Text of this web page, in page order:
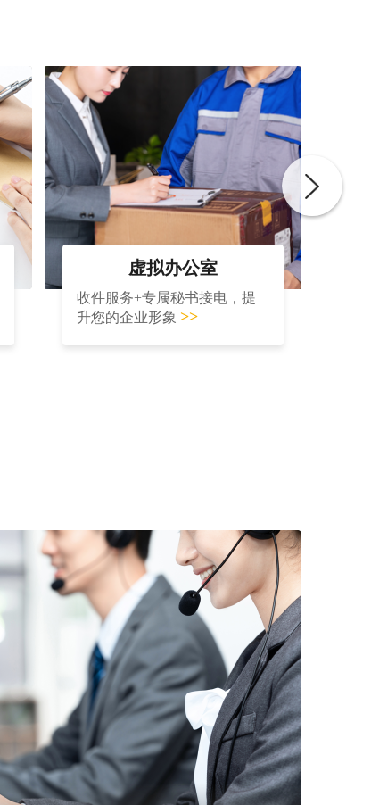
虚拟办公室
收件服务+专属秘书接电，提
升您的企业形象 >>